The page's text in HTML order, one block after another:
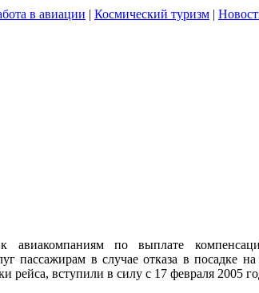
в авиации | Космический туризм |
авиакомпаниям по выплате
пассажирам в случае отказа в посадке на
рейса, вступили в силу с 17 февраля 2005